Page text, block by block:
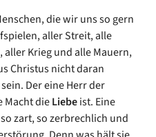
die wir uns so gern
aller Streit, alle
Krieg und alle Mauern,
Christus nicht daran
Der eine Herr der
Macht dieLiebeist. Eine
zart, so zerbrechlich und